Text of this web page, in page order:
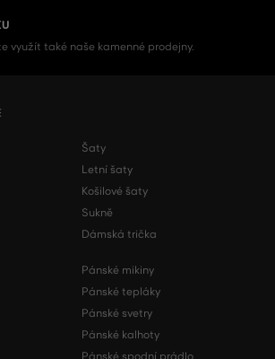
využít také naše kamenné prodejny.
Šaty
Letní šaty
Košilové šaty
Sukně
Dámská trička
Pánské mikiny
Pánské tepláky
Pánské svetry
Pánské kalhoty
Pánské spodní prádlo